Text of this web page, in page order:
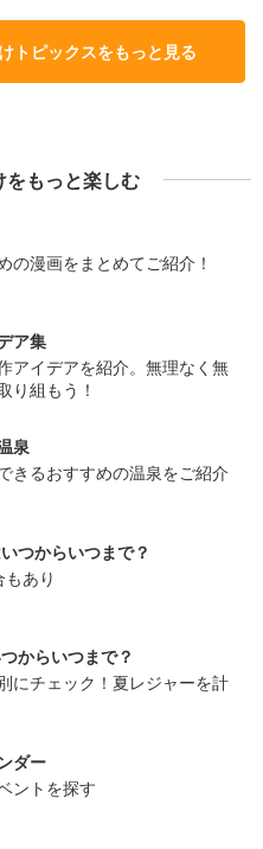
トピックスをもっと見る
もっと楽しむ
の漫画をまとめてご紹介！
ア集
アイデアを紹介。無理なく無
り組もう！
泉
きるおすすめの温泉をご紹介
つからいつまで？
あり
からいつまで？
にチェック！夏レジャーを計
ダー
ントを探す